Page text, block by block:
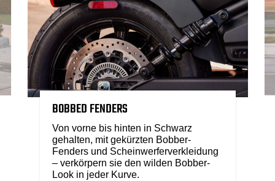
BOBBED FENDERS
Von vorne bis hinten in Schwarz
gehalten, mit gekürzten Bobber-
Fenders und Scheinwerferverkleidung
– verkörpern sie den wilden Bobber-
Look in jeder Kurve.